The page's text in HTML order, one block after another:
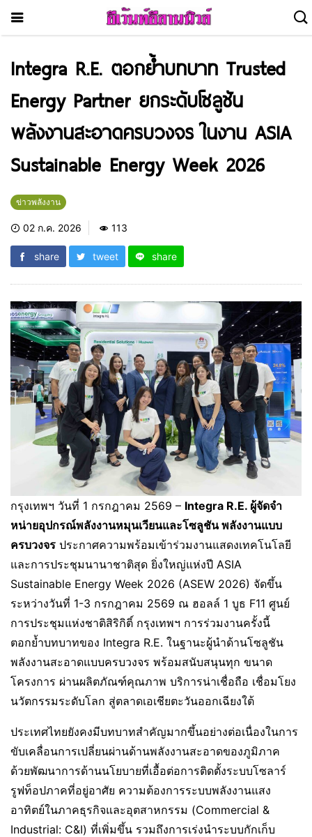
Integra R.E. ตอกย้ำบทบาท Trusted
Energy Partner ยกระดับโซลูชัน
พลังงานสะอาดครบวงจร ในงาน ASIA
Sustainable Energy Week 2026
ข่าวพลังงาน
02 ก.ค. 2026 113
share tweet share
กรุงเทพฯ วันที่ 1 กรกฎาคม 2569 – Integra R.E. ผู้จัดจํา
หน่ายอุปกรณ์พลังงานหมุนเวียนและโซลูชัน พลังงานแบบ
ครบวงจร ประกาศความพร้อมเข้าร่วมงานแสดงเทคโนโลยี
และการประชุมนานาชาติสุด ยิ่งใหญ่แห่งปี ASIA
Sustainable Energy Week 2026 (ASEW 2026) จัดขึ้น
ระหว่างวันที่ 1-3 กรกฎาคม 2569 ณ ฮอลล์ 1 บูธ F11 ศูนย์
การประชุมแห่งชาติสิริกิติ์ กรุงเทพฯ การร่วมงานครั้งนี้
ตอกย้ำบทบาทของ Integra R.E. ในฐานะผู้นําด้านโซลูชัน
พลังงานสะอาดแบบครบวงจร พร้อมสนับสนุนทุก ขนาด
โครงการ ผ่านผลิตภัณฑ์คุณภาพ บริการน่าเชื่อถือ เชื่อมโยง
นวัตกรรมระดับโลก สู่ตลาดเอเชียตะวันออกเฉียงใต้
ประเทศไทยยังคงมีบทบาทสำคัญมากขึ้นอย่างต่อเนื่องในการ
ขับเคลื่อนการเปลี่ยนผ่านด้านพลังงานสะอาดของภูมิภาค
ด้วยพัฒนาการด้านนโยบายที่เอื้อต่อการติดตั้งระบบโซลาร์
รูฟท็อปภาคที่อยู่อาศัย ความต้องการระบบพลังงานแสง
อาทิตย์ในภาคธุรกิจและอุตสาหกรรม (Commercial &
Industrial: C&I) ที่เพิ่มขึ้น รวมถึงการเร่งนำระบบกักเก็บ